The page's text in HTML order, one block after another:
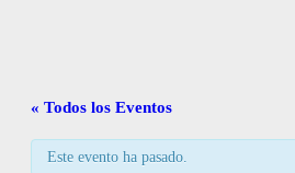
« Todos los Eventos
Este evento ha pasado.